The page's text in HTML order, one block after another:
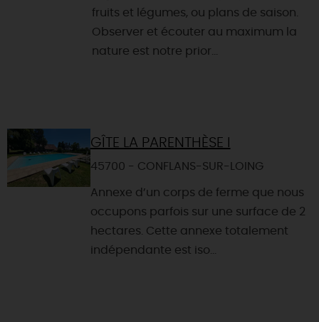
fruits et légumes, ou plans de saison.
Observer et écouter au maximum la
nature est notre prior...
GÎTE LA PARENTHÈSE I
45700 - CONFLANS-SUR-LOING
Annexe d’un corps de ferme que nous
occupons parfois sur une surface de 2
hectares. Cette annexe totalement
indépendante est iso...